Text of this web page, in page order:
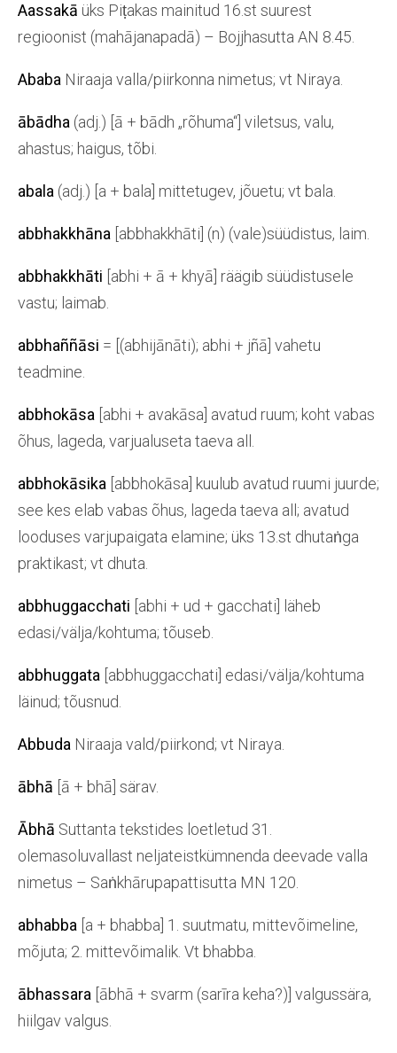
Aassakā üks Piṭakas mainitud 16.st suurest
regioonist (mahājanapadā) – Bojjhasutta AN 8.45.
Ababa Niraaja valla/piirkonna nimetus; vt Niraya.
ābādha (adj.) [ā + bādh „rõhuma“] viletsus, valu,
ahastus; haigus, tõbi.
abala (adj.) [a + bala] mittetugev, jõuetu; vt bala.
abbhakkhāna [abbhakkhāti] (n) (vale)süüdistus, laim.
abbhakkhāti [abhi + ā + khyā] räägib süüdistusele
vastu; laimab.
abbhaññāsi = [(abhijānāti); abhi + jñā] vahetu
teadmine.
abbhokāsa [abhi + avakāsa] avatud ruum; koht vabas
õhus, lageda, varjualuseta taeva all.
abbhokāsika [abbhokāsa] kuulub avatud ruumi juurde;
see kes elab vabas õhus, lageda taeva all; avatud
looduses varjupaigata elamine; üks 13.st dhutaṅga
praktikast; vt dhuta.
abbhuggacchati [abhi + ud + gacchati] läheb
edasi/välja/kohtuma; tõuseb.
abbhuggata [abbhuggacchati] edasi/välja/kohtuma
läinud; tõusnud.
Abbuda Niraaja vald/piirkond; vt Niraya.
ābhā [ā + bhā] särav.
Ābhā Suttanta tekstides loetletud 31.
olemasoluvallast neljateistkümnenda deevade valla
nimetus – Saṅkhārupapattisutta MN 120.
abhabba [a + bhabba] 1. suutmatu, mittevõimeline,
mõjuta; 2. mittevõimalik. Vt bhabba.
ābhassara [ābhā + svarm (sarīra keha?)] valgussära,
hiilgav valgus.